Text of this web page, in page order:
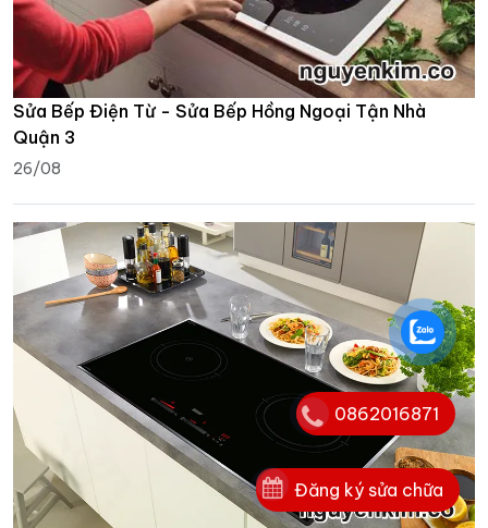
Sửa Bếp Điện Từ - Sửa Bếp Hồng Ngoại Tận Nhà
Quận 3
26/08
Đăng ký sửa chữa
0862016871